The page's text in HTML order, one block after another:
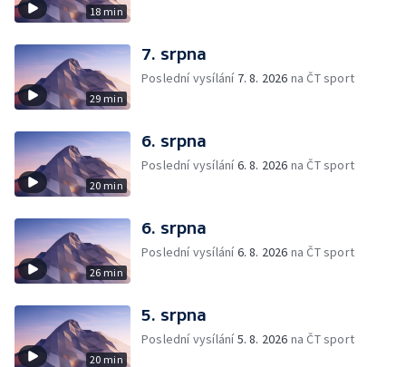
18 min
29 min
7. srpna
Poslední vysílání 7. 8. 2026 na ČT sport
20 min
6. srpna
Poslední vysílání6. 8. 2026 na ČT sport
26 min
6. srpna
Poslední vysílání6. 8. 2026 na ČT sport
20 min
5. srpna
Poslední vysílání5. 8. 2026 na ČT sport